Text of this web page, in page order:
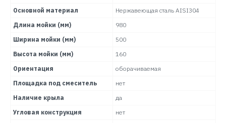
Основной материал
Нержавеющая сталь AISI304
Длина мойки (мм)
980
Ширина мойки (мм)
500
Высота мойки (мм)
160
Ориентация
оборачиваемая
Площадка под смеситель
нет
Наличие крыла
да
Угловая конструкция
нет